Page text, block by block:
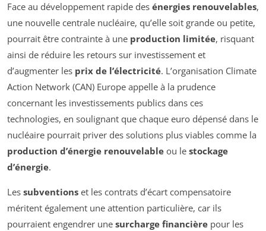
Face au développement rapide des énergies renouvelables,
une nouvelle centrale nucléaire, qu’elle soit grande ou petite,
pourrait être contrainte à une production limitée, risquant
ainsi de réduire les retours sur investissement et
d’augmenter les prix de l’électricité. L’organisation Climate
Action Network (CAN) Europe appelle à la prudence
concernant les investissements publics dans ces
technologies, en soulignant que chaque euro dépensé dans le
nucléaire pourrait priver des solutions plus viables comme la
production d’énergie renouvelable ou le stockage
d’énergie.
Les subventions et les contrats d’écart compensatoire
méritent également une attention particulière, car ils
pourraient engendrer une surcharge financière pour les